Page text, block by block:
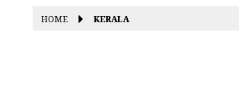
HOME KERALA